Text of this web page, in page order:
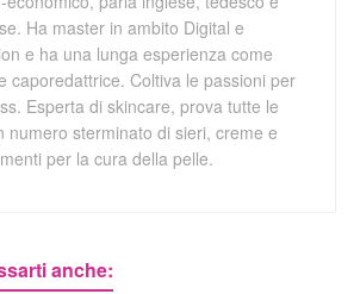
Ha master in ambito Digital e
e ha una lunga esperienza come
caporedattrice. Coltiva le passioni per
Esperta di skincare, prova tutte le
numero sterminato di sieri, creme e
per la cura della pelle.
anche: